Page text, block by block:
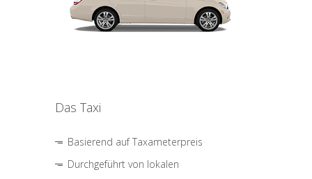
Das Taxi
Basierend auf Taxameterpreis
Durchgeführt von lokalen